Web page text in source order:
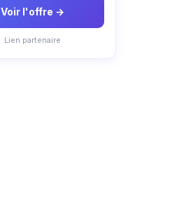
Voir l'offre →
Lien partenaire